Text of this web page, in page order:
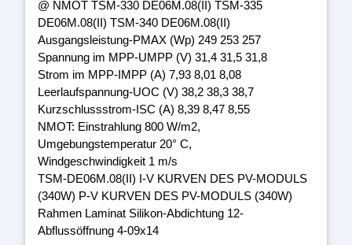
@ NMOT TSM-330 DE06M.08(II) TSM-335
DE06M.08(II) TSM-340 DE06M.08(II)
Ausgangsleistung-PMAX (Wp) 249 253 257
Spannung im MPP-UMPP (V) 31,4 31,5 31,8
Strom im MPP-IMPP (A) 7,93 8,01 8,08
Leerlaufspannung-UOC (V) 38,2 38,3 38,7
Kurzschlussstrom-ISC (A) 8,39 8,47 8,55
NMOT: Einstrahlung 800 W/m2,
Umgebungstemperatur 20° C,
Windgeschwindigkeit 1 m/s
TSM-DE06M.08(II) I-V KURVEN DES PV-MODULS
(340W) P-V KURVEN DES PV-MODULS (340W)
Rahmen Laminat Silikon-Abdichtung 12-
Abflussöffnung 4-09x14